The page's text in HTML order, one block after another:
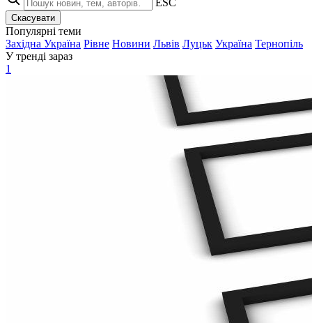
ESC
Скасувати
Популярні теми
Західна Україна Рівне Новини Львів Луцьк Україна Тернопіль
У тренді зараз
1